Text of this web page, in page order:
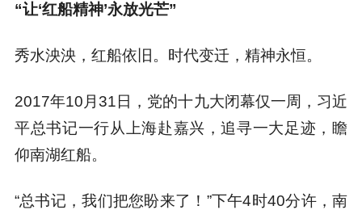
“让‘红船精神’永放光芒”
秀水泱泱，红船依旧。时代变迁，精神永恒。
2017年10月31日，党的十九大闭幕仅一周，习近
平总书记一行从上海赴嘉兴，追寻一大足迹，瞻
仰南湖红船。
“总书记，我们把您盼来了！”下午4时40分许，南